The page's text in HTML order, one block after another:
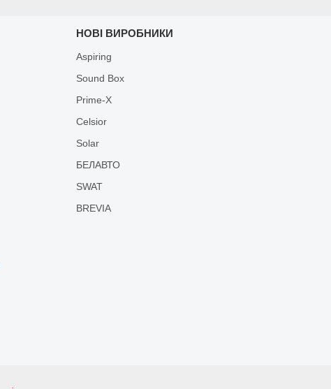
НОВІ ВИРОБНИКИ
Aspiring
Sound Box
Prime-X
Celsior
Solar
БЕЛАВТО
SWAT
BREVIA